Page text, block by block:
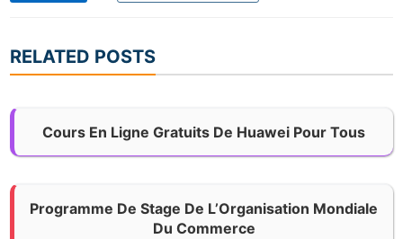
RELATED POSTS
Cours En Ligne Gratuits De Huawei Pour Tous
Programme De Stage De L’Organisation Mondiale
Du Commerce